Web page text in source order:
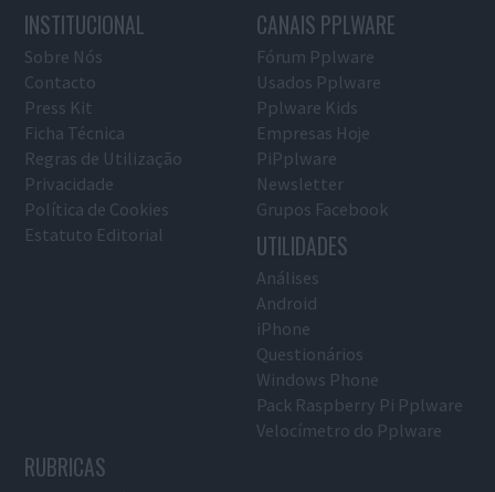
INSTITUCIONAL
Sobre Nós
Contacto
Press Kit
Ficha Técnica
Regras de Utilização
Privacidade
Política de Cookies
Estatuto Editorial
CANAIS PPLWARE
Fórum Pplware
Usados Pplware
Pplware Kids
Empresas Hoje
PiPplware
Newsletter
Grupos Facebook
UTILIDADES
Análises
Android
iPhone
Questionários
Windows Phone
Pack Raspberry Pi Pplware
Velocímetro do Pplware
RUBRICAS